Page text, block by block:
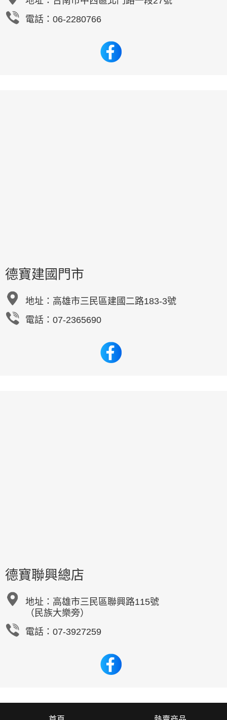
電話：06-2280766
德寶建國門市
地址： 高雄市三民區建國二路183-3號
電話：07-2365690
德寶聯興總店
地址： 高雄市三民區聯興路115號
（民族大樂旁）
電話：07-3927259